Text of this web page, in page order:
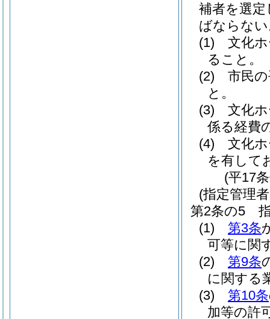
補者を選
ばならな
(1)
文化
ること。
(2)
市民
と。
(3)
文化
係る経費
(4)
文化
を有して
(平17
(指定管理
第2条の5
(1)
第3条
可等に関
(2)
第9条
に関する
(3)
第10条
加等の許